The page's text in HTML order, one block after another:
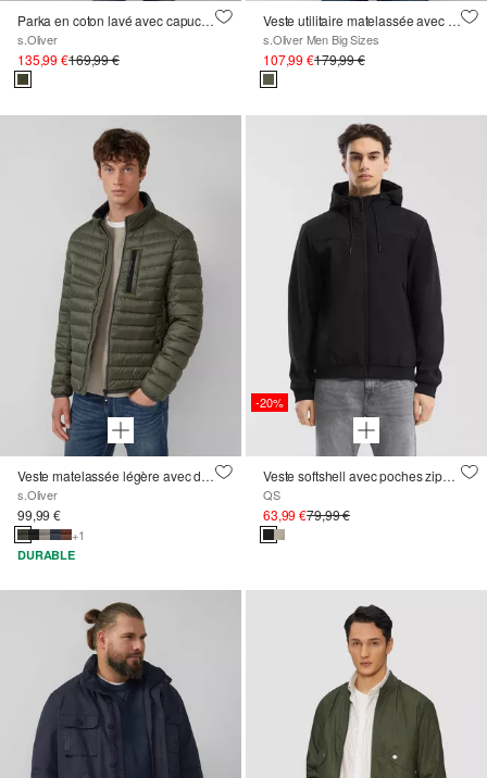
Parka en coton lavé avec capuche doublée de teddy
s.Oliver
135,99 €169,99 €
Veste utilitaire matelassée avec col montant
s.Oliver Men Big Sizes
107,99 €179,99 €
Veste matelassée légère avec détails contrastés sportifs ; Vision circulaire à 360
s.Oliver
99,99 €
+1
DURABLE
-20%
Veste softshell avec poches zippées
QS
63,99 €79,99 €